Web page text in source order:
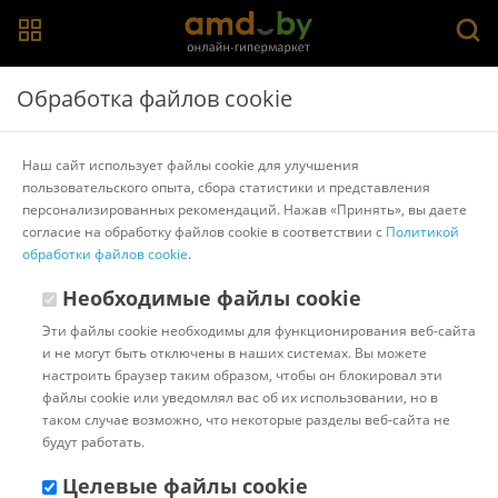
Главная > Каталог товаров Игровые приставки
Сортировать: Популярные
Код:1142341 В наличии
Ally (AMD Ryzen Z1 Extreme,
512ГБ)
Доставка в г.Минск 06 августа
с 12:00 до 16:00.Стоимость:
БЕСПЛАТНО
Обработка файлов cookie
Наш сайт использует файлы cookie для улучшения
пользовательского опыта, сбора статистики и представления
персонализированных рекомендаций. Нажав «Принять», вы даете
согласие на обработку файлов cookie в соответствии с Политикой
обработки файлов cookie.
Необходимые файлы cookie
Эти файлы cookie необходимы для функционирования веб-сайта
и не могут быть отключены в наших системах. Вы можете
настроить браузер таким образом, чтобы он блокировал эти
файлы cookie или уведомлял вас об их использовании, но в
таком случае возможно, что некоторые разделы веб-сайта не
будут работать.
Целевые файлы cookie